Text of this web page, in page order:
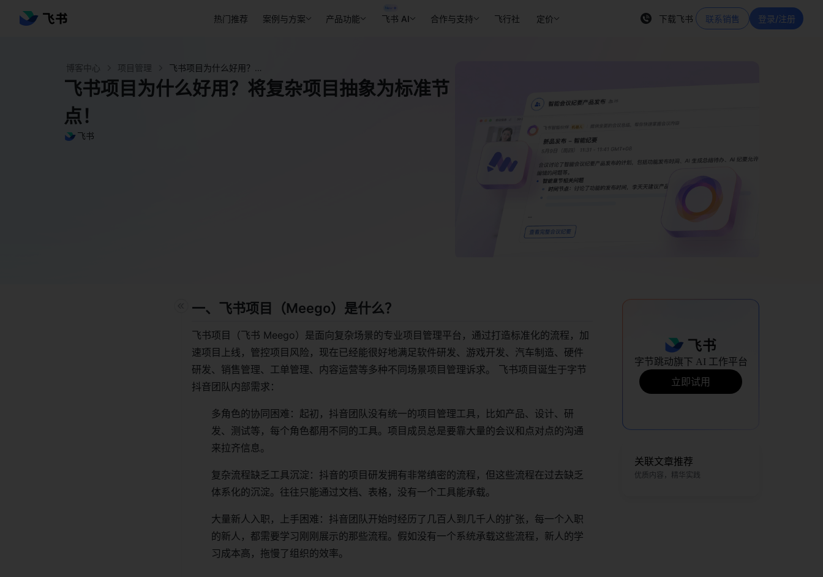
热门推荐 案例与方案 产品功能 飞书 AI 合作与支持 飞行社 定价 下载飞书 联系销售 登录/注册
博客中心 项目管理 飞书项目为什么好用？将复杂项目抽象为标准节点！ - 飞书官网
飞书项目为什么好用？将复杂项目抽象为标准节
点！
飞书
一、飞书项目（Meego）是什么？
飞书项目（飞书 Meego）是面向复杂场景的专业项目管理平台，通过打造标准化的流程，加
速项目上线，管控项目风险，现在已经能很好地满足软件研发、游戏开发、汽车制造、硬件
研发、销售管理、工单管理、内容运营等多种不同场景项目管理诉求。 飞书项目诞生于字节
抖音团队内部需求：
多角色的协同困难：起初，抖音团队没有统一的项目管理工具，比如产品、设计、研
发、测试等，每个角色都用不同的工具。项目成员总是要靠大量的会议和点对点的沟通
来拉齐信息。
复杂流程缺乏工具沉淀：抖音的项目研发拥有非常缜密的流程，但这些流程在过去缺乏
体系化的沉淀。往往只能通过文档、表格，没有一个工具能承载。
大量新人入职，上手困难：抖音团队开始时经历了几百人到几千人的扩张，每一个入职
的新人，都需要学习刚刚展示的那些流程。假如没有一个系统承载这些流程，新人的学
习成本高，拖慢了组织的效率。
字节跳动旗下 AI 工作平台
立即试用
关联文章推荐
优质内容，精华实践